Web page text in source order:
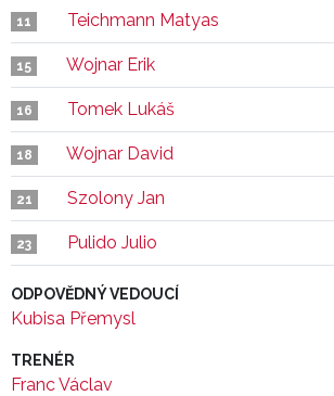
11 Teichmann Matyas
15 Wojnar Erik
16 Tomek Lukáš
18 Wojnar David
21 Szolony Jan
23 Pulido Julio
ODPOVĚDNÝ VEDOUCÍ
Kubisa Přemysl
TRENÉR
Franc Václav